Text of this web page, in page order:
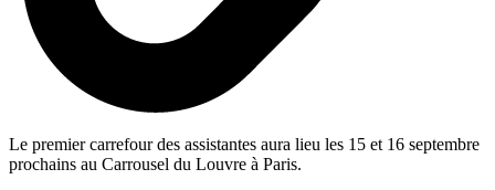
Le premier carrefour des assistantes aura lieu les 15 et 16 septembre
prochains au Carrousel du Louvre à Paris.